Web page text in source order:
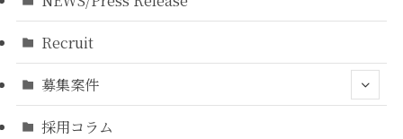
Recruit
募集案件
採用コラム